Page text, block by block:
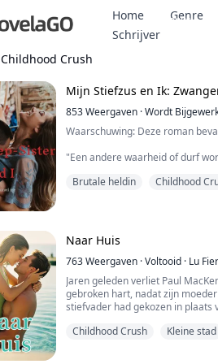
Home Genre
Schrijver
Bonus
Childhood Crush
Mijn Stiefzus en Ik:
853Weergaven ·Wordt
Waarschuwing: Deze roman
"Een andere waarheid of durf
"Waarheid," zei ik.
"Wat is je eerlijke mening over
gezien?" Ze wierp me een blik
toe, wat me alleen maar een
"Ik kan...
Brutale heldin Childhood
Naar Huis
763Weergaven ·Voltooid · Lu
Jaren geleden verliet Paul
gebroken hart, nadat zijn
stiefvader had gekozen in plaats
hij in zijn eentje had
Childhood Crush Kleine stad